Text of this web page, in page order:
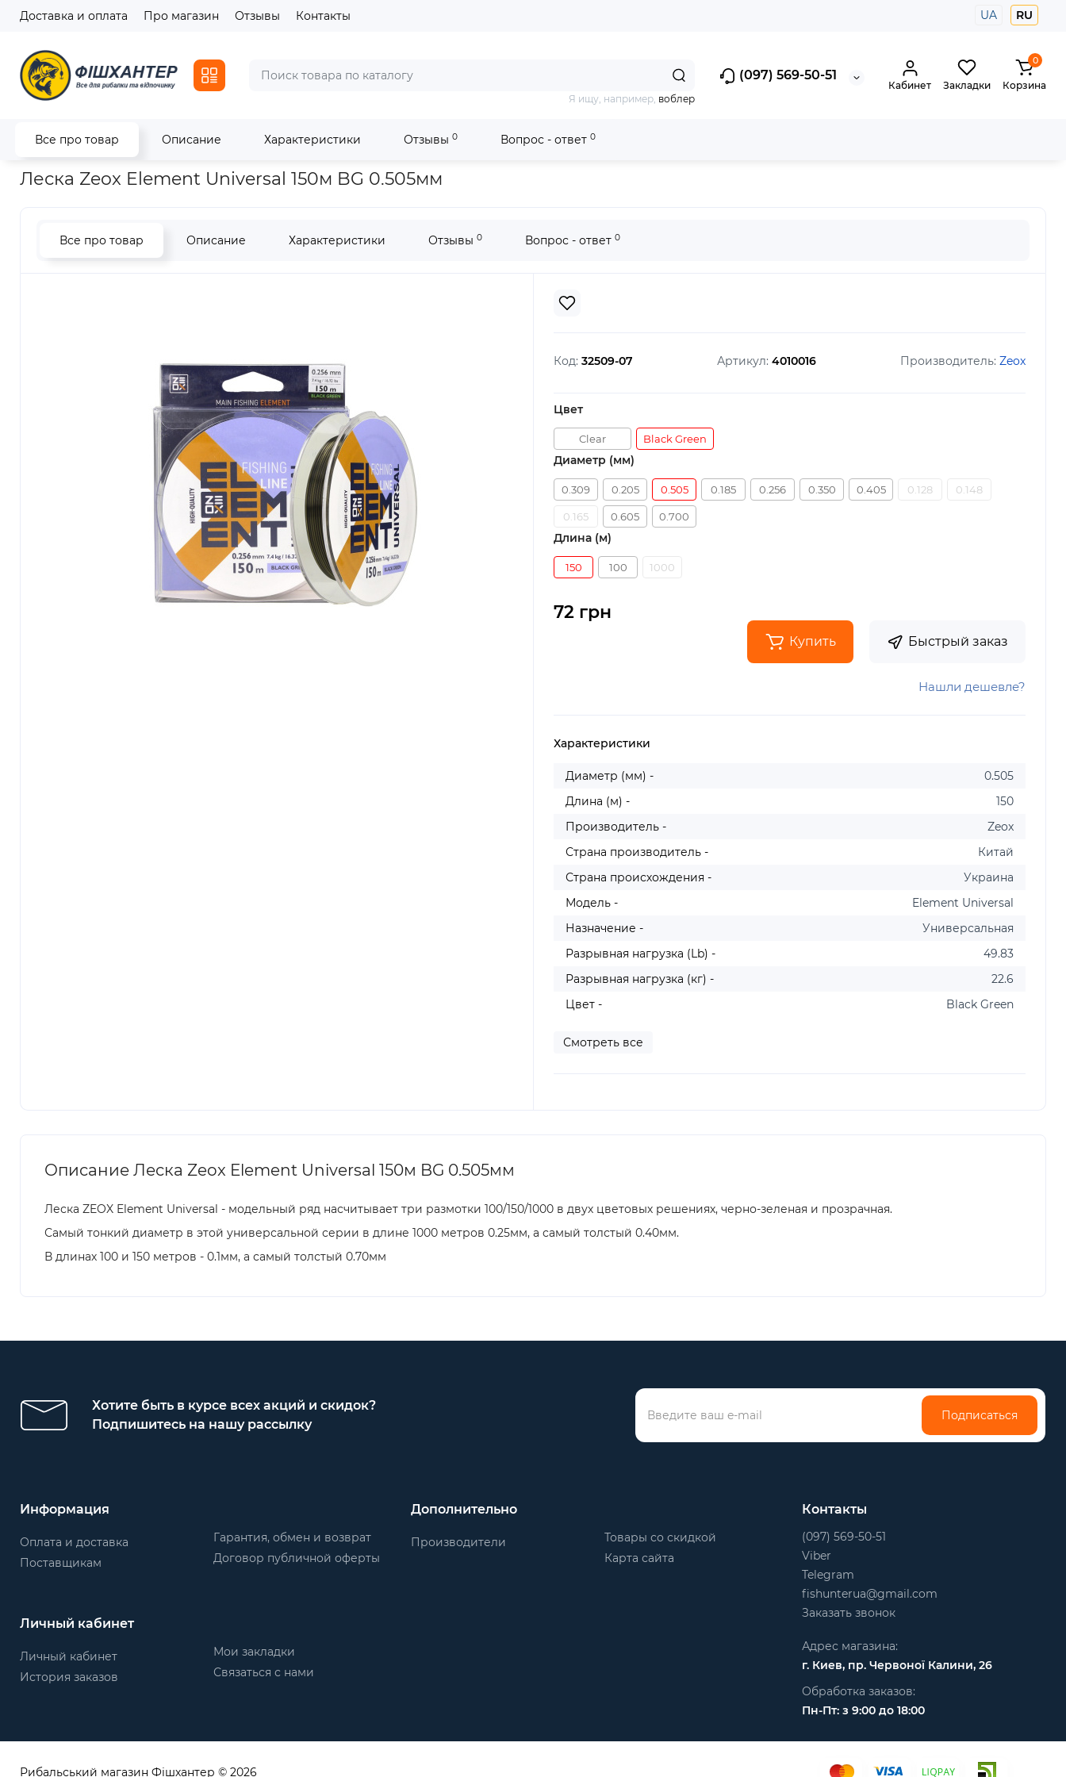
Доставка и оплата Про магазин Отзывы Контакты UA RU
(097) 569-50-51
Я ищу, например, воблер
Кабинет Закладки
0
Корзина
Все про товар Описание Характеристики Отзывы 0 Вопрос - ответ 0
Главная Лески / Шнуры Лески Леска Zeox Element Universal 150м BG 0.505мм
Леска Zeox Element Universal 150м BG 0.505мм
Все про товар Описание Характеристики Отзывы 0 Вопрос - ответ 0
Код: 32509-07 Артикул: 4010016 Производитель: Zeox
Цвет
Clear Black Green
Диаметр (мм)
0.309 0.205 0.505 0.185 0.256 0.350 0.405 0.128 0.148
0.165 0.605 0.700
Длина (м)
150 100 1000
72 грн
Купить Быстрый заказ
Нашли дешевле?
Характеристики
Диаметр (мм) -
0.505
Длина (м) -
150
Производитель -
Zeox
Страна производитель -
Китай
Страна происхождения -
Украина
Модель -
Element Universal
Назначение -
Универсальная
Разрывная нагрузка (Lb) -
49.83
Разрывная нагрузка (кг) -
22.6
Цвет -
Black Green
Смотреть все
Описание Леска Zeox Element Universal 150м BG 0.505мм
Леска ZEOX Element Universal - модельный ряд насчитывает три размотки 100/150/1000 в двух цветовых решениях, черно-зеленая и прозрачная.
Самый тонкий диаметр в этой универсальной серии в длине 1000 метров 0.25мм, а самый толстый 0.40мм.
В длинах 100 и 150 метров - 0.1мм, а самый толстый 0.70мм
Хотите быть в курсе всех акций и скидок?
Подпишитесь на нашу рассылку
Подписаться
Информация
Оплата и доставка
Поставщикам
Гарантия, обмен и возврат
Договор публичной оферты
Дополнительно
Производители
Товары со скидкой
Карта сайта
Личный кабинет
Личный кабинет
История заказов
Мои закладки
Связаться с нами
Контакты
(097) 569-50-51
Viber
Telegram
fishunterua@gmail.com
Заказать звонок
Адрес магазина:
г. Киев, пр. Червоної Калини, 26
Обработка заказов:
Пн-Пт: з 9:00 до 18:00
Рибальський магазин Фішхантер © 2026